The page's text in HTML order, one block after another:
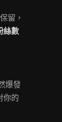
留，
絲數
爆發
你的